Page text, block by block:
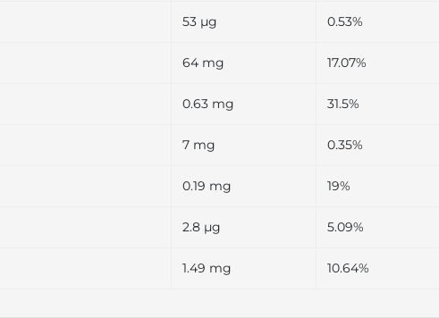
53 µg 0.53%
64 mg 17.07%
0.63 mg 31.5%
7 mg 0.35%
0.19 mg 19%
2.8 µg 5.09%
1.49 mg 10.64%